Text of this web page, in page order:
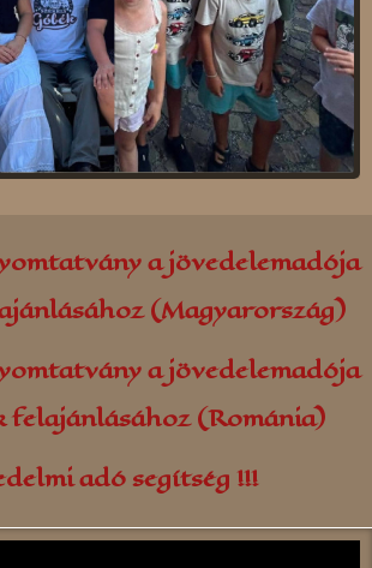
a jövedelemadója
(Magyarország)
a jövedelemadója
felajánlásához (Románia)
adó segítség !!!